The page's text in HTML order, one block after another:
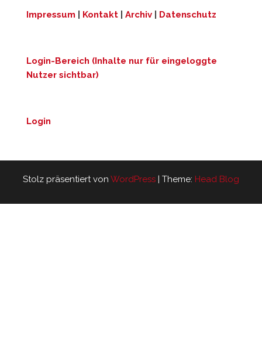
Impressum Kontakt Archiv Datenschutz
Login-Bereich (Inhalte nur für eingeloggte
Nutzer sichtbar)
Login
Stolz präsentiert von WordPress | Theme: Head Blog